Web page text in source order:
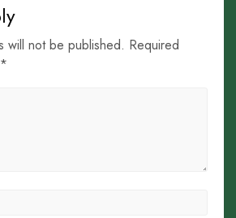
will not be published. Required